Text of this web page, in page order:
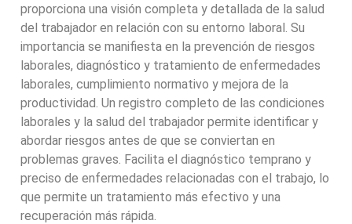
proporciona una visión completa y detallada de la salud
del trabajador en relación con su entorno laboral. Su
importancia se manifiesta en la prevención de riesgos
laborales, diagnóstico y tratamiento de enfermedades
laborales, cumplimiento normativo y mejora de la
productividad. Un registro completo de las condiciones
laborales y la salud del trabajador permite identificar y
abordar riesgos antes de que se conviertan en
problemas graves. Facilita el diagnóstico temprano y
preciso de enfermedades relacionadas con el trabajo, lo
que permite un tratamiento más efectivo y una
recuperación más rápida.